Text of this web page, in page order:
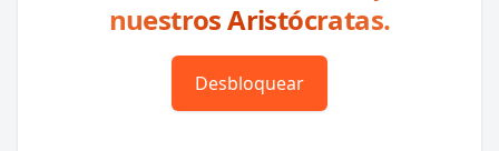
nuestros Aristócratas.
Desbloquear